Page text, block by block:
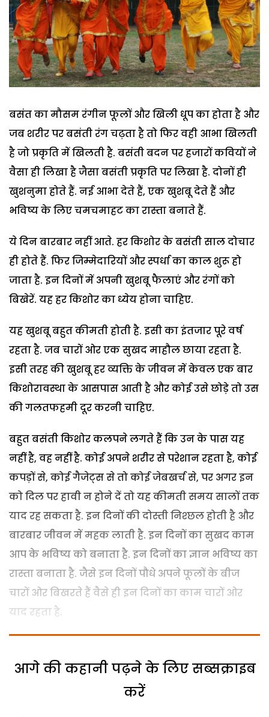
बसंत का मौसम रंगीन फूलों और खिली धूप का होता है और
जब शरीर पर बसंती रंग चढ़ता है तो फिर वही आभा खिलती
है जो प्रकृति में खिलती है. बसंती बदन पर हजारों कवियों ने
वैसा ही लिखा है जैसा बसंती प्रकृति पर लिखा है. दोनों ही
खुशनुमा होते हैं. नई आभा देते हैं, एक खुशबू देते हैं और
भविष्य के लिए चमचमाहट का रास्ता बनाते हैं.
ये दिन बारबार नहीं आते. हर किशोर के बसंती साल दोचार
ही होते हैं. फिर जिम्मेदारियों और स्पर्धा का काल शुरू हो
जाता है. इन दिनों में अपनी खुशबू फैलाएं और रंगों को
बिखेरें. यह हर किशोर का ध्येय होना चाहिए.
यह खुशबू बहुत कीमती होती है. इसी का इंतजार पूरे वर्ष
रहता है. जब चारों ओर एक सुखद माहौल छाया रहता है.
इसी तरह की खुशबू हर व्यक्ति के जीवन में केवल एक बार
किशोरावस्था के आसपास आती है और कोई उसे छोड़े तो उस
की गलतफहमी दूर करनी चाहिए.
बहुत बसंती किशोर कलपने लगते हैं कि उन के पास यह
नहीं है, वह नहीं है. कोई अपने शरीर से परेशान रहता है, कोई
कपड़ों से, कोई गैजेट्स से तो कोई जेबखर्च से, पर अगर इन
को दिल पर हावी न होने दें तो यह कीमती समय सालों तक
याद रह सकता है. इन दिनों की दोस्ती निश्छल होती है और
बारबार जीवन में महक लाती है. इन दिनों का सुखद काम
आप के भविष्य को बनाता है. इन दिनों का ज्ञान भविष्य का
रास्ता बनाता है. जैसे इन दिनों पौधे अपने फूलों के बीज
चारों ओर बिखरते हैं वैसे ही इन दिनों का काम चारों ओर
याद रहता है.
आगे की कहानी पढ़ने के लिए सब्सक्राइब
करें